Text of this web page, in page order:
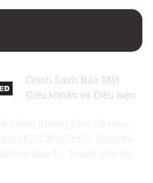
Chính Sách Bảo Mật
Điều khoản và Điều kiện